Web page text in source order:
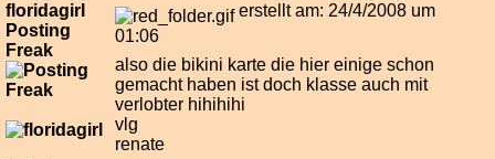
floridagirl
Posting
Freak
erstellt am: 24/4/2008 um
01:06
also die bikini karte die hier einige schon
gemacht haben ist doch klasse auch mit
verlobter hihihihi
vlg
renate